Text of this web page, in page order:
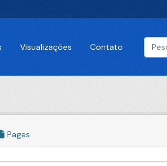
Visualizações Contato
Pages